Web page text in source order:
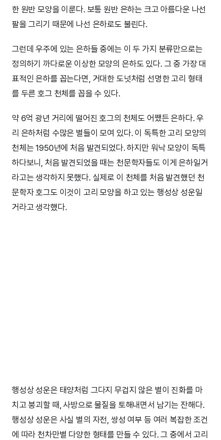
한 원반 모양을 이룬다. 보통 원반 은하는 크고 아름다운 나선
팔을 그리기 때문에 나선 은하로도 불린다.
그런데 우주에 있는 은하들 중에는 이 두 가지 분류만으로는
정의하기 까다로운 이상한 모양의 은하도 있다. 그 중 가장 대
표적인 은하를 꼽는다면, 거대한 도넛처럼 선명한 고리 형태
를 두른 호그 천체를 꼽을 수 있다.
약 6억 광년 거리에 떨어진 호그의 천체도 어쨌든 은하다. 우
리 은하처럼 수많은 별들이 모여 있다. 이 독특한 고리 모양의
천체는 1950년에 처음 발견되었다. 하지만 워낙 모양이 독특
하다보니, 처음 발견되었을 때는 천문학자들도 이게 은하일거
라고는 생각하지 못했다. 실제로 이 천체를 처음 발견했던 천
문학자 호그도 이것이 고리 모양을 하고 있는 행성상 성운일
거라고 생각했다.
행성상 성운은 태양처럼 그다지 무겁지 않은 별이 진화를 마
치고 붕괴할 때, 사방으로 물질을 토해내면서 남기는 잔해다.
행성상 성운은 사실 별의 자전, 쌍성 여부 등 여러 복잡한 조건
에 따라 천차만별 다양한 형태를 만들 수 있다. 그 중에서 고리